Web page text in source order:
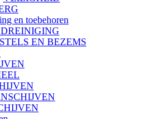
en toebehoren
EN BEZEMS